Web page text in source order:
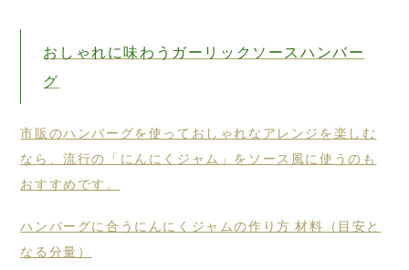
おしゃれに味わうガーリックソースハンバー
グ
市販のハンバーグを使っておしゃれなアレンジを楽しむ
なら、流行の「にんにくジャム」をソース風に使うのも
おすすめです。
ハンバーグに合うにんにくジャムの作り方 材料（目安と
なる分量）